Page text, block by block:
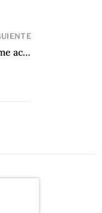
Yo también me acuerdo de Margo Glantz